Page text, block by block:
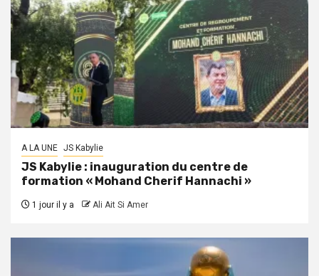
A LA UNE JS Kabylie
JS Kabylie : inauguration du centre de
formation « Mohand Cherif Hannachi »
1 jour il y a Ali Ait Si Amer